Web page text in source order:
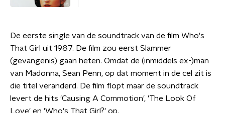
De eerste single van de soundtrack van de film Who's
That Girl uit 1987. De film zou eerst Slammer
(gevangenis) gaan heten. Omdat de (inmiddels ex-)man
van Madonna, Sean Penn, op dat moment in de cel zit is
die titel veranderd. De film flopt maar de soundtrack
levert de hits 'Causing A Commotion', 'The Look Of
Love' en 'Who's That Girl?' op.